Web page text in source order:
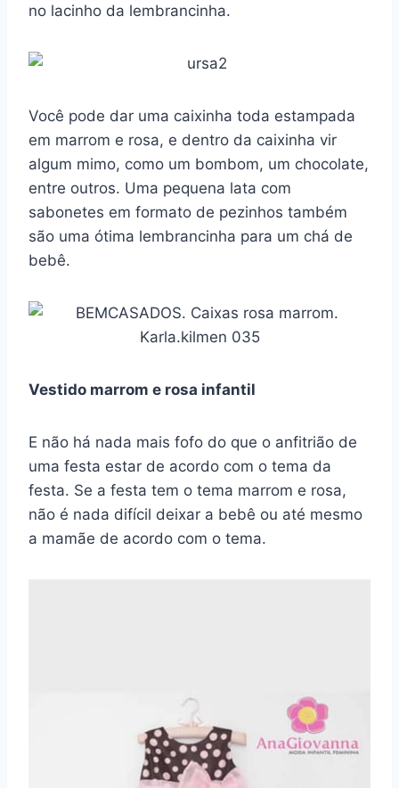
no lacinho da lembrancinha.
Você pode dar uma caixinha toda estampada
em marrom e rosa, e dentro da caixinha vir
algum mimo, como um bombom, um chocolate,
entre outros. Uma pequena lata com
sabonetes em formato de pezinhos também
são uma ótima lembrancinha para um chá de
bebê.
Vestido marrom e rosa infantil
E não há nada mais fofo do que o anfitrião de
uma festa estar de acordo com o tema da
festa. Se a festa tem o tema marrom e rosa,
não é nada difícil deixar a bebê ou até mesmo
a mamãe de acordo com o tema.